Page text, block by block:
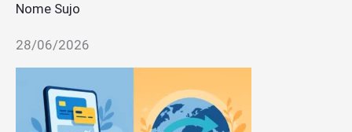
Nome Sujo
28/06/2026